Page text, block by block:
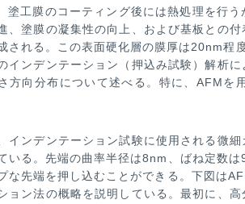
塗工膜のコーティング後には熱処理を行
、塗膜の凝集性の向上、および基板との付
される。この表面硬化層の膜厚は20nm程
インデンテーション（押込み試験）解析
方向分布について述べる。特に、AFMを
インデンテーション試験に使用される微
いる。先端の曲率半径は8nm、ばね定数
な先端を押 し込むことができる。下図は
ョン法の概略を説明している。最初に、